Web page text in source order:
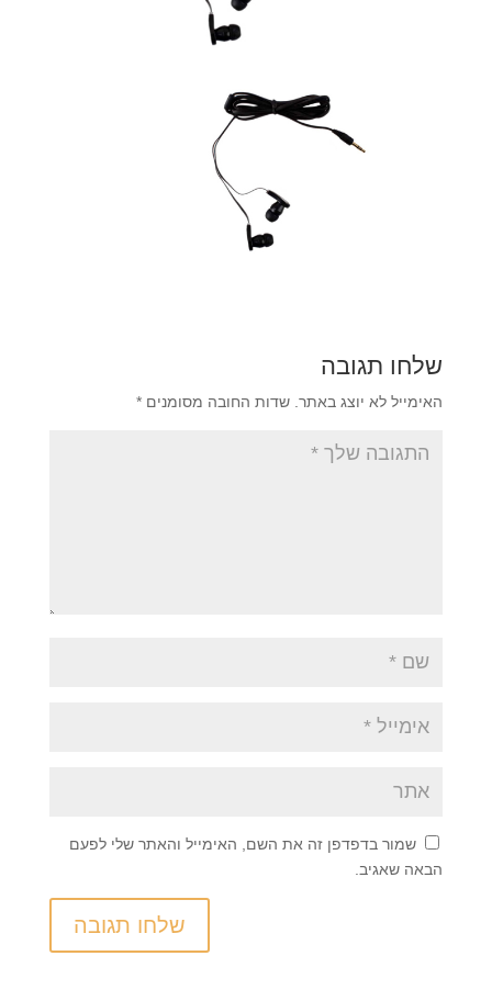
שלחו תגובה
האימייל לא יוצג באתר. שדות החובה מסומנים *
שמור בדפדפן זה את השם, האימייל והאתר שלי לפעם
הבאה שאגיב.